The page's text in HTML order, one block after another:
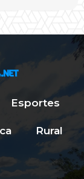
Esportes
Rural